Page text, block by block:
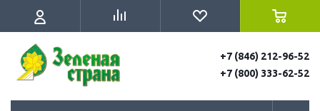
+7 (846) 212-96-52
+7 (800) 333-62-52